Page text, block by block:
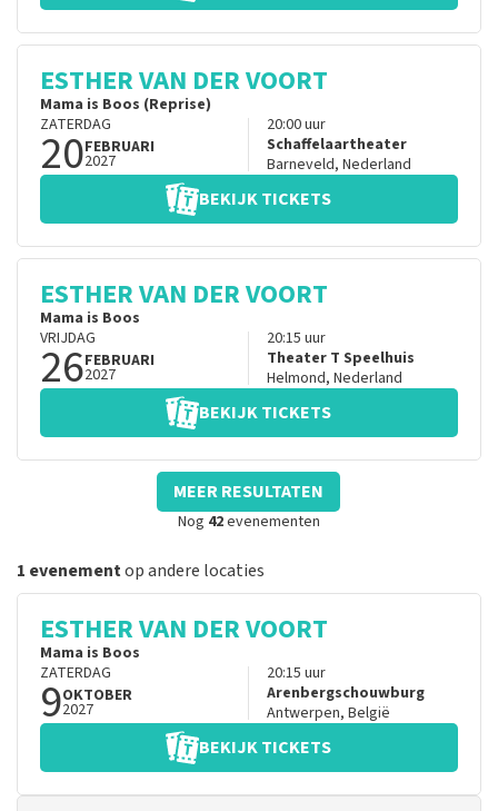
ESTHER VAN DER VOORT
Mama is Boos (Reprise)
ZATERDAG
20FEBRUARI
2027
20:00uur
Schaffelaartheater
Barneveld, Nederland
BEKIJK TICKETS
ESTHER VAN DER VOORT
Mama is Boos
VRIJDAG
26FEBRUARI
2027
20:15 uur
Theater T Speelhuis
Helmond, Nederland
BEKIJK TICKETS
MEER RESULTATEN
Nog 42evenementen
1 evenementop andere locaties
ESTHER VAN DER VOORT
Mama is Boos
ZATERDAG
9OKTOBER
2027
20:15 uur
Arenbergschouwburg
Antwerpen, België
BEKIJK TICKETS